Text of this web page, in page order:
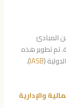
المبادئ
تم تطوير هذه
(
IASB)،
والإدارية